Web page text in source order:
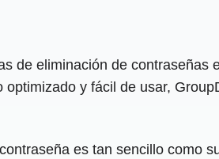
de eliminación de
y fácil de usar,
es tan sencillo como